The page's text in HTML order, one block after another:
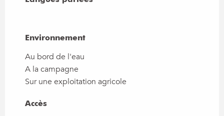
Environnement
Environnement
Au bord de l'eau
A la campagne
Sur une exploitation agricole
Accès
Accès